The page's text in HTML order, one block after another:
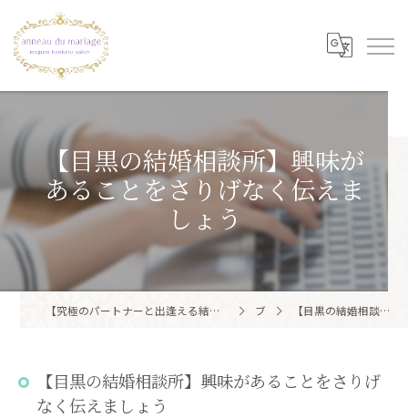
【目黒の結婚相談所】興味が
あることをさりげなく伝えま
しょう
【究極のパートナーと出逢える結婚相談所】目黒区・品川区で結婚相談所ならアノー・ド・マリアージュ 目黒婚活サロン ブログ 【目黒の結婚相談所】興味があることをさりげなく伝えましょう
【目黒の結婚相談所】興味があることをさりげ
なく伝えましょう